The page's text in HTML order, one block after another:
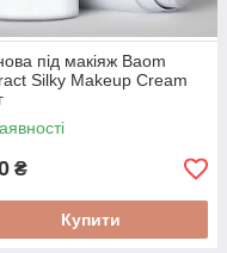
під макіяж Baom
Silky Makeup Cream
₴
Купити